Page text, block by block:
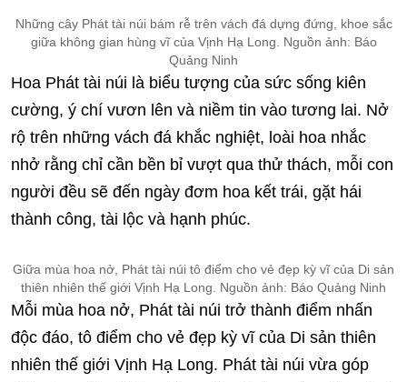
Những cây Phát tài núi bám rễ trên vách đá dựng đứng, khoe sắc
giữa không gian hùng vĩ của Vịnh Hạ Long. Nguồn ảnh: Báo
Quảng Ninh
Hoa Phát tài núi là biểu tượng của sức sống kiên
cường, ý chí vươn lên và niềm tin vào tương lai. Nở
rộ trên những vách đá khắc nghiệt, loài hoa nhắc
nhở rằng chỉ cần bền bỉ vượt qua thử thách, mỗi con
người đều sẽ đến ngày đơm hoa kết trái, gặt hái
thành công, tài lộc và hạnh phúc.
Giữa mùa hoa nở, Phát tài núi tô điểm cho vẻ đẹp kỳ vĩ của Di sản
thiên nhiên thế giới Vịnh Hạ Long. Nguồn ảnh: Báo Quảng Ninh
Mỗi mùa hoa nở, Phát tài núi trở thành điểm nhấn
độc đáo, tô điểm cho vẻ đẹp kỳ vĩ của Di sản thiên
nhiên thế giới Vịnh Hạ Long. Phát tài núi vừa góp